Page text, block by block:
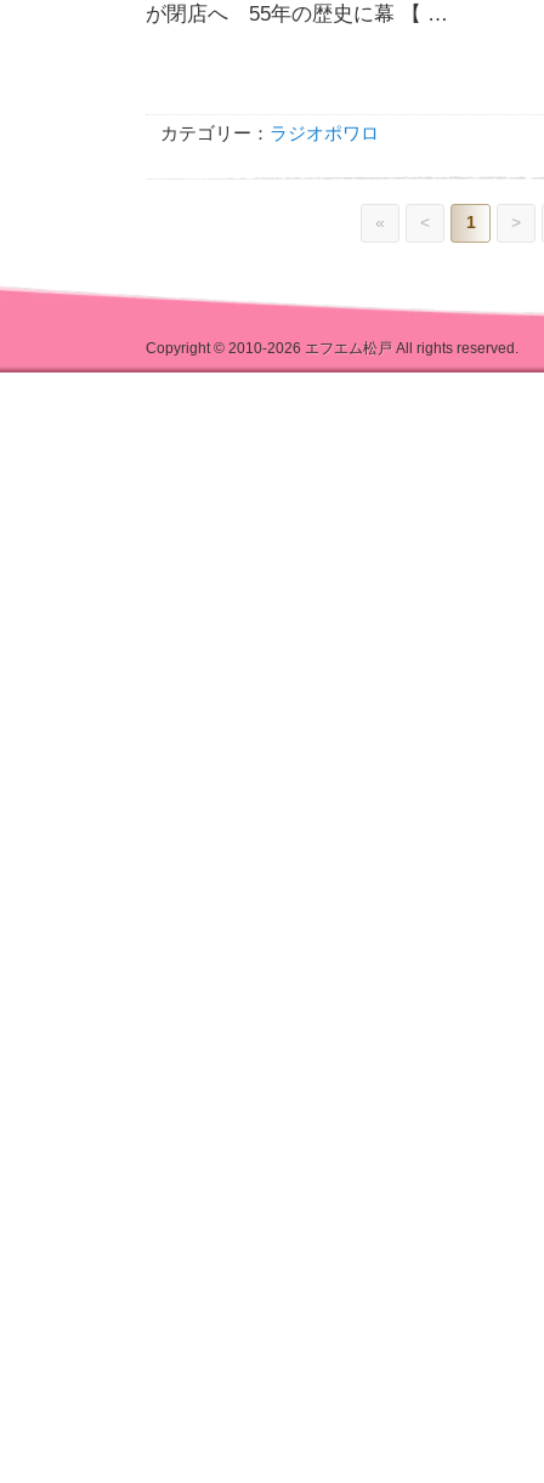
が閉店へ 55年の歴史に幕 【 …
カテゴリー： ラジオポワロ
« < 1 >
Copyright © 2010-2026 エフエム松戸 All rights reserved.